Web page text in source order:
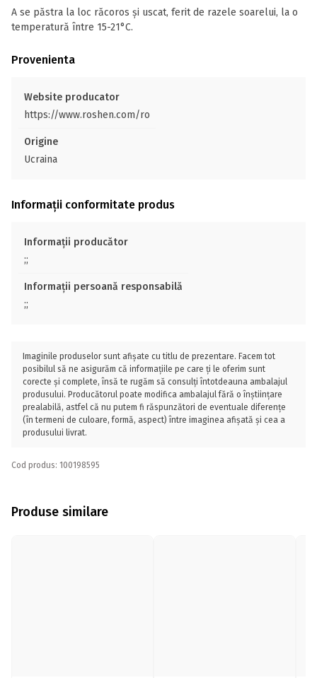
A se păstra la loc răcoros și uscat, ferit de razele soarelui, la o
temperatură între 15-21°С.
Provenienta
Website producator
https://www.roshen.com/ro
Origine
Ucraina
Informații conformitate produs
Informații producător
;;
Informații persoană responsabilă
;;
Imaginile produselor sunt afișate cu titlu de prezentare. Facem tot
posibilul să ne asigurăm că informațiile pe care ți le oferim sunt
corecte și complete, însă te rugăm să consulți întotdeauna ambalajul
produsului. Producătorul poate modifica ambalajul fără o înștiințare
prealabilă, astfel că nu putem fi răspunzători de eventuale diferențe
(în termeni de culoare, formă, aspect) între imaginea afișată și cea a
produsului livrat.
Cod produs: 100198595
Produse similare